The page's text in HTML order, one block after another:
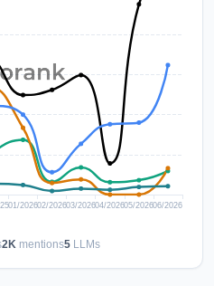
2K mentions5 LLMs